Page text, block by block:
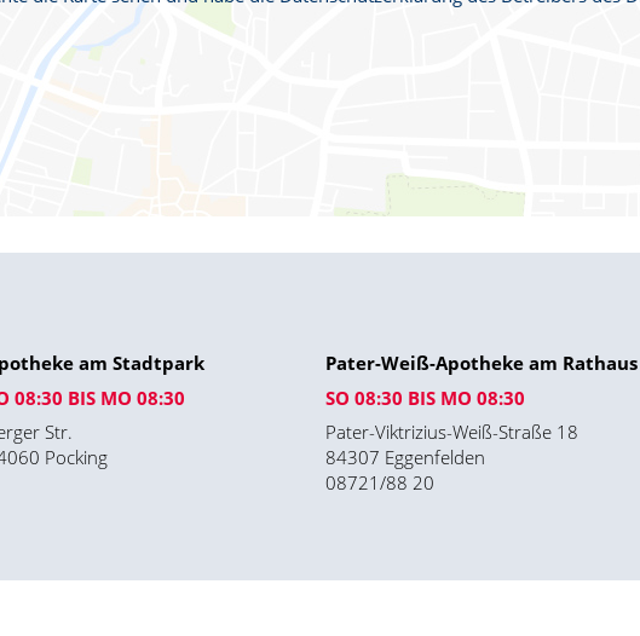
am Stadtpark
08:30 BIS MO 08:30
Str.
Pocking
Pater-Weiß-Apotheke am Rathaus
SO 08:30 BIS MO 08:30
Pater-Viktrizius-Weiß-Straße 18
84307 Eggenfelden
08721/88 20